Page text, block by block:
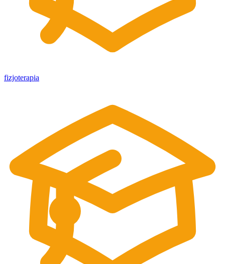
fizjoterapia